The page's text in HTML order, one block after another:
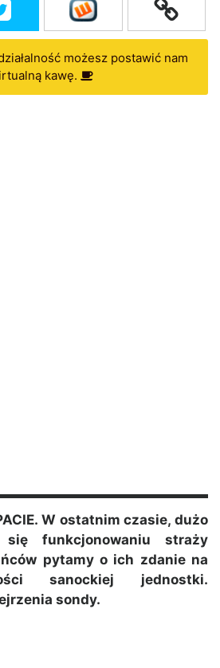
możesz postawić nam
kawę.
W ostatnim czasie, dużo
się funkcjonowaniu straży
pytamy o ich zdanie na
sanockiej jednostki.
sondy.